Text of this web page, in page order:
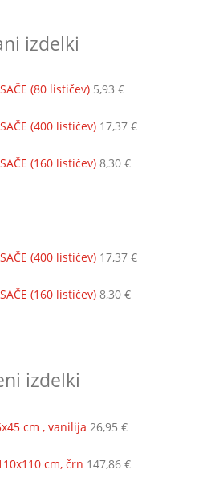
izdelki
(80 lističev) 5,93 €
(400 lističev) 17,37 €
(160 lističev) 8,30 €
(400 lističev) 17,37 €
(160 lističev) 8,30 €
izdelki
cm , vanilija 26,95 €
cm, črn 147,86 €